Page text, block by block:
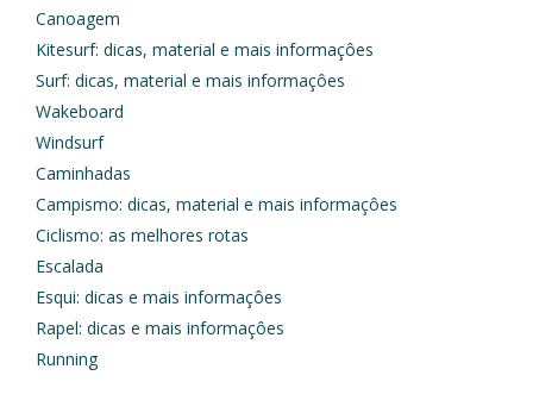
Canoagem
Kitesurf: dicas, material e mais informaçôes
Surf: dicas, material e mais informaçôes
Wakeboard
Windsurf
Caminhadas
Campismo: dicas, material e mais informaçôes
Ciclismo: as melhores rotas
Escalada
Esqui: dicas e mais informaçôes
Rapel: dicas e mais informaçôes
Running